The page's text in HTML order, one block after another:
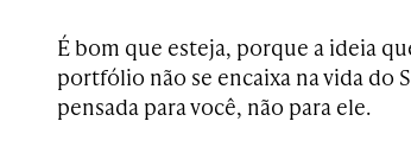
É bom que esteja, porque a ideia
portfólio não se encaixa na vida do
pensada para você, não para ele.